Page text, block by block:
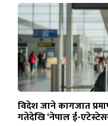
विदेश जाने कागजात
गतेदेखि ‘नेपाल ई-